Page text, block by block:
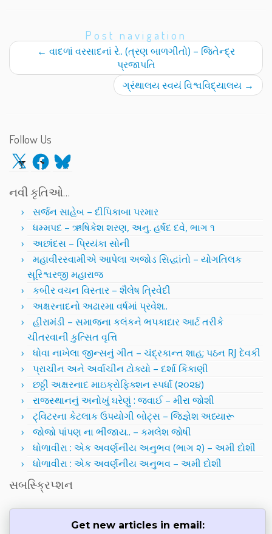
Post navigation
← વાદળાં વરસાદનાં રે.. (ત્રણ બાળગીતો) – જિતેન્દ્ર
પ્રજાપતિ
ગ્રંથાલય સ્વયં વિશ્વવિદ્યાલય →
Follow Us
X Facebook
Bluesky
નવી કૃતિઓ…
સર્જન સાહેબ – દીપિકાબા પરમાર
ધમ્મપદ – ઋષિકેશ શરણ, અનુ. હર્ષદ દવે, ભાગ ૧
અછાંદસ – પ્રિયંકા સોની
મહાવીરસ્વામીએ આપેલા અજોડ સિદ્ધાંતો – યોગતિલક
સૂરિશ્વરજી મહારાજ
કબીર વચન વિસ્તાર – શૈલેષ ત્રિવેદી
અક્ષરનાદનો અઢારમા વર્ષમાં પ્રવેશ..
હીરામંડી – સમાજના કલંકને ભપકાદાર આર્ટ તરીકે
ચીતરવાની કુત્સિત વૃત્તિ
ધોવા નાખેલા જીન્સનું ગીત – ચંદ્રકાન્ત શાહ; પઠન RJ દેવકી
પ્રાચીન અને અર્વાચીન ટોક્યો – દર્શા કિકાણી
છઠ્ઠી અક્ષરનાદ માઇક્રોફિક્શન સ્પર્ધા (૨૦૨૪)
રાજસ્થાનનું અનોખું ઘરેણું : જવાઈ – મીરા જોશી
ટ્વિટરના કેટલાક ઉપયોગી બોટ્સ – જિજ્ઞેશ અધ્યારૂ
જોજો પાંપણ ના ભીંજાય.. – કમલેશ જોષી
ધોળાવીરા : એક અવર્ણનીય અનુભવ (ભાગ ૨) – અમી દોશી
ધોળાવીરા : એક અવર્ણનીય અનુભવ – અમી દોશી
સબસ્ક્રિપ્શન
Get new articles in email: